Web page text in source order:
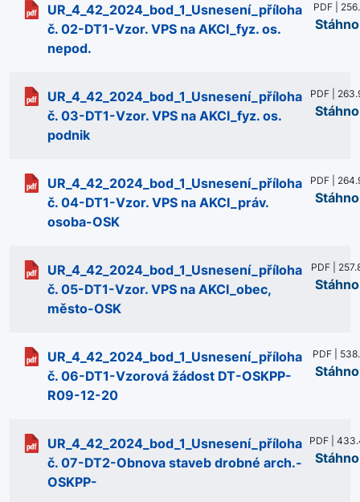
UR_4_42_2024_bod_1_Usnesení_příloha
č. 02-DT1-Vzor. VPS na AKCI_fyz. os.
nepod.
PDF |
UR_4_42_2024_bod_1_Usnesení_příloha
č. 03-DT1-Vzor. VPS na AKCI_fyz. os.
podnik
PDF |
UR_4_42_2024_bod_1_Usnesení_příloha
č. 04-DT1-Vzor. VPS na AKCI_práv.
osoba-OSK
PDF |
UR_4_42_2024_bod_1_Usnesení_příloha
č. 05-DT1-Vzor. VPS na AKCI_obec,
město-OSK
PDF |
UR_4_42_2024_bod_1_Usnesení_příloha
č. 06-DT1-Vzorová žádost DT-OSKPP-
R09-12-20
PDF |
UR_4_42_2024_bod_1_Usnesení_příloha
č. 07-DT2-Obnova staveb drobné arch.-
OSKPP-
PDF |